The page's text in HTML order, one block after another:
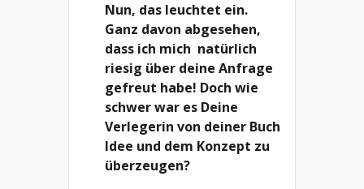
Nun, das leuchtet ein.
Ganz davon abgesehen,
dass ich mich natürlich
riesig über deine Anfrage
gefreut habe! Doch wie
schwer war es Deine
Verlegerin von deiner Buch
Idee und dem Konzept zu
überzeugen?